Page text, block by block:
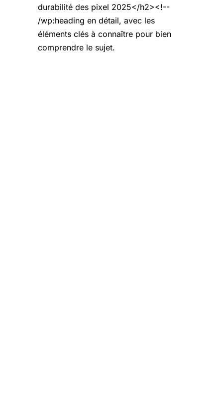
durabilité des pixel 2025</h2><!--
/wp:heading en détail, avec les
éléments clés à connaître pour bien
comprendre le sujet.